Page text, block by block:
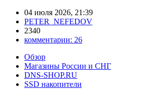
04 июля 2026, 21:39
PETER_NEFEDOV
2340
комментарии: 26
Обзор
Магазины России и СНГ
DNS-SHOP.RU
SSD накопители